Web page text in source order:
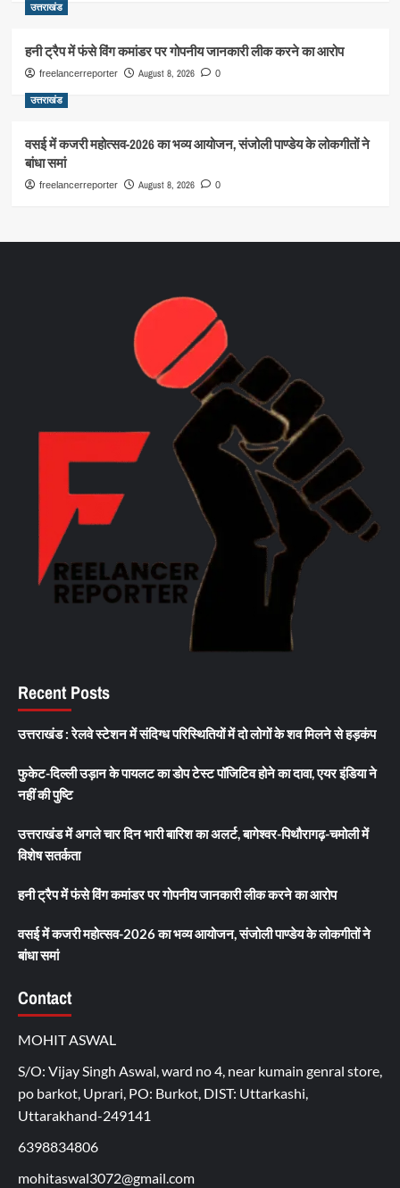
उत्तराखंड
हनी ट्रैप में फंसे विंग कमांडर पर गोपनीय जानकारी लीक करने का आरोप
freelancerreporter August 8, 2026 0
उत्तराखंड
वसई में कजरी महोत्सव-2026 का भव्य आयोजन, संजोली पाण्डेय के लोकगीतों ने
बांधा समां
freelancerreporter August 8, 2026 0
Recent Posts
उत्तराखंड : रेलवे स्टेशन में संदिग्ध परिस्थितियों में दो लोगों के शव मिलने से हड़कंप
फुकेट-दिल्ली उड़ान के पायलट का डोप टेस्ट पॉजिटिव होने का दावा, एयर इंडिया ने
नहीं की पुष्टि
उत्तराखंड में अगले चार दिन भारी बारिश का अलर्ट, बागेश्वर-पिथौरागढ़-चमोली में
विशेष सतर्कता
हनी ट्रैप में फंसे विंग कमांडर पर गोपनीय जानकारी लीक करने का आरोप
वसई में कजरी महोत्सव-2026 का भव्य आयोजन, संजोली पाण्डेय के लोकगीतों ने
बांधा समां
Contact
MOHIT ASWAL
S/O: Vijay Singh Aswal, ward no 4, near kumain genral store,
po barkot, Uprari, PO: Burkot, DIST: Uttarkashi,
Uttarakhand-249141
6398834806
mohitaswal3072@gmail.com